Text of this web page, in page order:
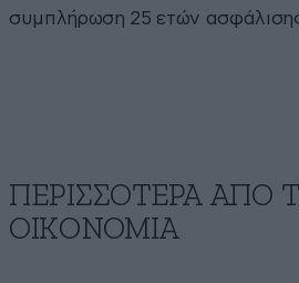
συµπλήρωση 25 ετών
ΠΕΡΙΣΣΟΤΕΡΑ ΑΠΟ
ΟΙΚΟΝΟΜΙΑ